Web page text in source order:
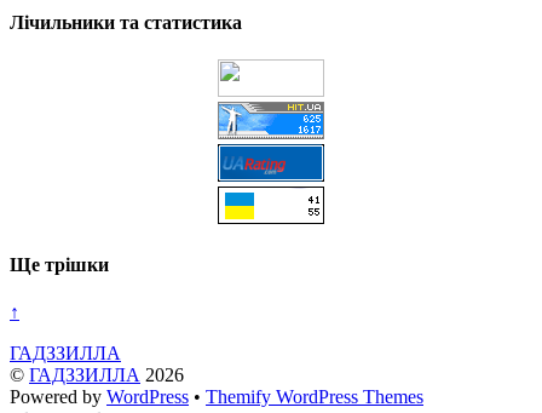
Лічильники та статистика
Ще трішки
↑
ГАДЗЗИЛЛА
© ГАДЗЗИЛЛА 2026
Powered by WordPress • Themify WordPress Themes